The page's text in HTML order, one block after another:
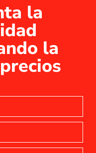
la
la